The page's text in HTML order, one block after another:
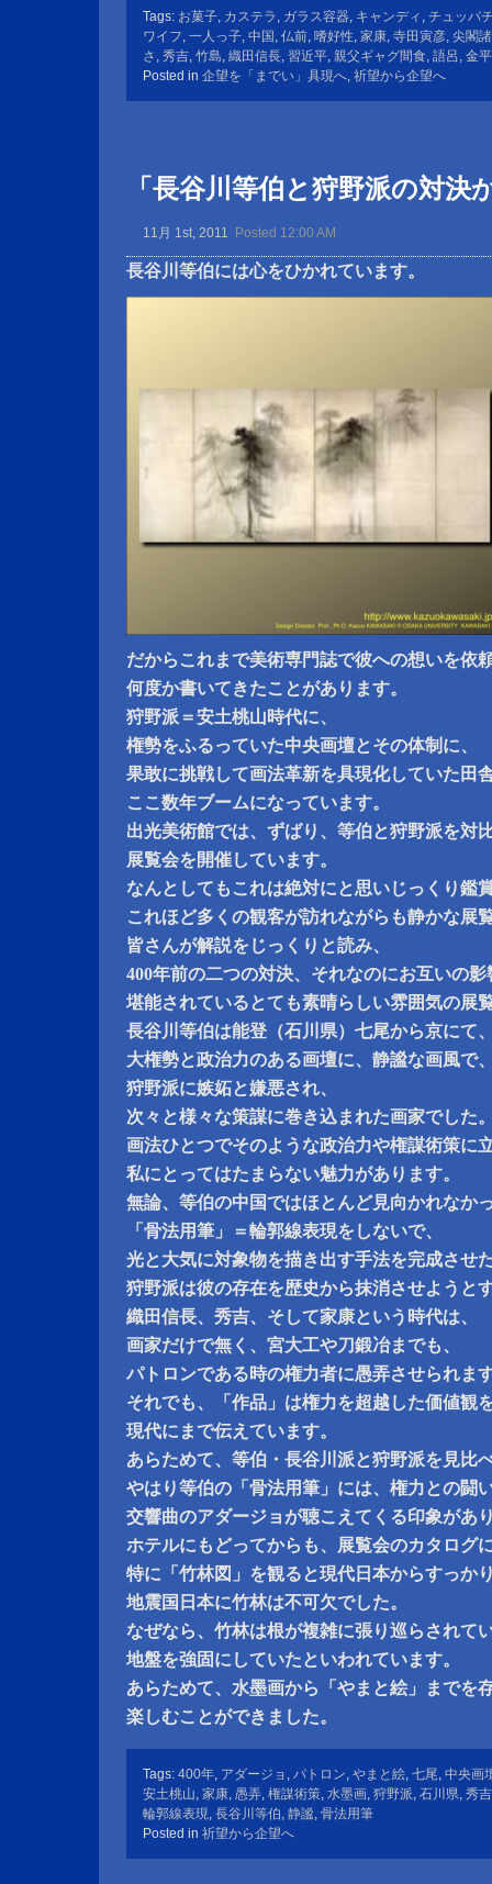
Tags: お菓子, カステラ , ガラス容器, キャンディ , チュッパ
ワイフ, 一人っ子, 中国 , 仏前, 嗜好性, 家康, 寺田寅彦, 尖閣
さ , 秀吉, 竹島, 織田信長, 習近平, 親父ギャグ間食, 語呂, 金
Posted in 企望を「までい」具現へ, 祈望から企望へ
「長谷川等伯と狩野派の対決
11月 1st, 2011 Posted 12:00 AM
長谷川等伯には心をひかれています。
だからこれまで美術専門誌で彼への想いを依
何度か書いてきたことがあります。
狩野派＝安土桃山時代に、
権勢をふるっていた中央画壇とその体制に、
果敢に挑戦して画法革新を具現化していた田
ここ数年ブームになっています。
出光美術館では、ずばり、等伯と狩野派を対
展覧会を開催しています。
なんとしてもこれは絶対にと思いじっくり鑑
これほど多くの観客が訪れながらも静かな展
皆さんが解説をじっくりと読み、
400年前の二つの対決、それなのにお互いの影
堪能されているとても素晴らしい雰囲気の展
長谷川等伯は能登（石川県）七尾から京にて
大権勢と政治力のある画壇に、静謐な画風で
狩野派に嫉妬と嫌悪され、
次々と様々な策謀に巻き込まれた画家でした
画法ひとつでそのような政治力や権謀術策に
私にとってはたまらない魅力があります。
無論、等伯の中国ではほとんど見向かれなか
「骨法用筆」＝輪郭線表現をしないで、
光と大気に対象物を描き出す手法を完成させ
狩野派は彼の存在を歴史から抹消させようと
織田信長、秀吉、そして家康という時代は、
画家だけで無く、宮大工や刀鍛冶までも、
パトロンである時の権力者に愚弄させられま
それでも、「作品」は権力を超越した価値観
現代にまで伝えています。
あらためて、等伯・長谷川派と狩野派を見比
やはり等伯の「骨法用筆」には、権力との闘
交響曲のアダージョが聴こえてくる印象があ
ホテルにもどってからも、展覧会のカタログ
特に「竹林図」を観ると現代日本からすっか
地震国日本に竹林は不可欠でした。
なぜなら、竹林は根が複雑に張り巡らされて
地盤を強固にしていたといわれています。
あらためて、水墨画から「やまと絵」までを
楽しむことができました。
Tags: 400年, アダージョ , パトロン, やまと絵, 七尾, 中央画
安土桃山, 家康, 愚弄, 権謀術策, 水墨画, 狩野派, 石川県, 秀吉
輪郭線表現, 長谷川等伯, 静謐, 骨法用筆
Posted in 祈望から企望へ